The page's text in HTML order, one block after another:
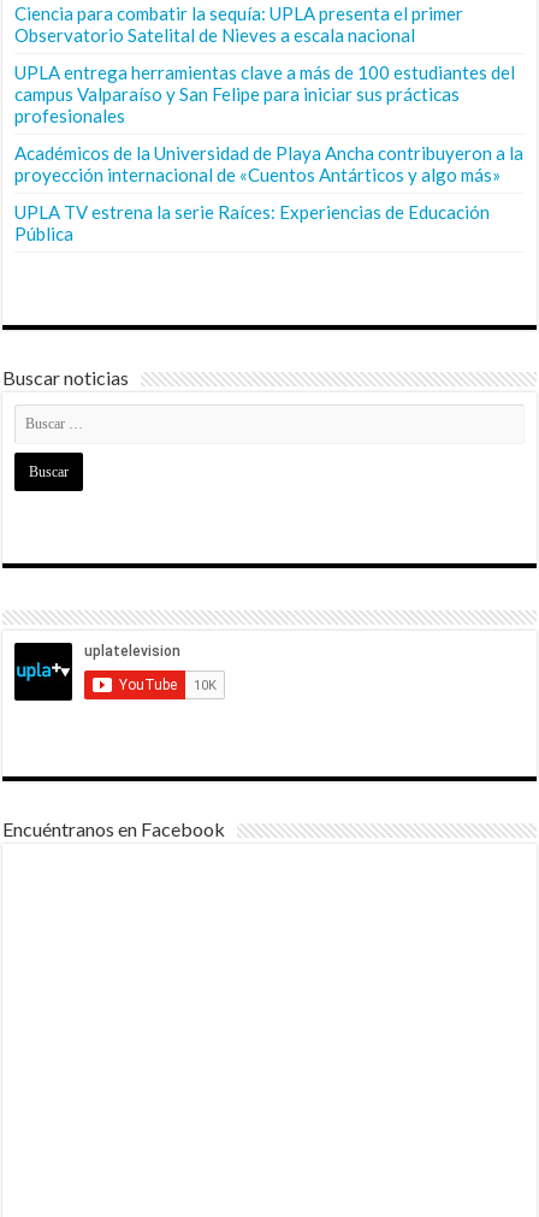
Ciencia para combatir la sequía: UPLA presenta el primer
Observatorio Satelital de Nieves a escala nacional
UPLA entrega herramientas clave a más de 100 estudiantes del
campus Valparaíso y San Felipe para iniciar sus prácticas
profesionales
Académicos de la Universidad de Playa Ancha contribuyeron a la
proyección internacional de «Cuentos Antárticos y algo más»
UPLA TV estrena la serie Raíces: Experiencias de Educación
Pública
Buscar noticias
Encuéntranos en Facebook